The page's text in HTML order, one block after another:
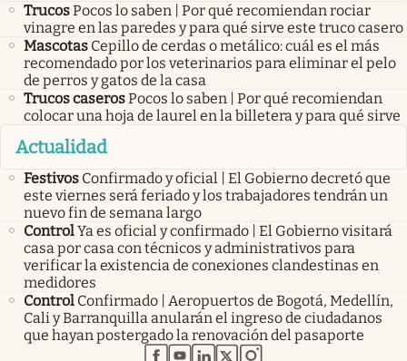
TrucosPocos lo saben | Por qué recomiendan rociar
vinagre en las paredes y para qué sirve este truco casero
Mascotas Cepillo de cerdas o metálico: cuál es el más
recomendado por los veterinarios para eliminar el pelo
de perros y gatos de la casa
Trucos caserosPocos lo saben | Por qué recomiendan
colocar una hoja de laurel en la billetera y para qué sirve
Actualidad
Festivos Confirmado y oficial | El Gobierno decretó que
este viernes será feriado y los trabajadores tendrán un
nuevo fin de semana largo
ControlYa es oficial y confirmado | El Gobierno visitará
casa por casa con técnicos y administrativos para
verificar la existencia de conexiones clandestinas en
medidores
Control Confirmado | Aeropuertos de Bogotá, Medellín,
Cali y Barranquilla anularán el ingreso de ciudadanos
que hayan postergado la renovación del pasaporte
abre en nueva pestaña
abre en nueva pestaña
abre en nueva pestaña
abre en nueva pestaña
abre en nueva pestaña